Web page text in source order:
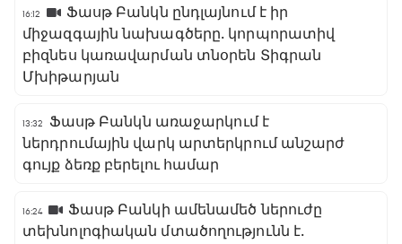
16:12
Ֆասթ Բանկն ընդլայնում է իր
միջազգային նախագծերը․ կորպորատիվ
բիզնես կառավարման տնօրեն Տիգրան
Մխիթարյան
13:32
Ֆասթ Բանկն առաջարկում է
ներդրումային վարկ արտերկրում անշարժ
գույք ձեռք բերելու համար
16:24
Ֆասթ Բանկի ամենամեծ ներուժը
տեխնոլոգիական մտածողությունն է․